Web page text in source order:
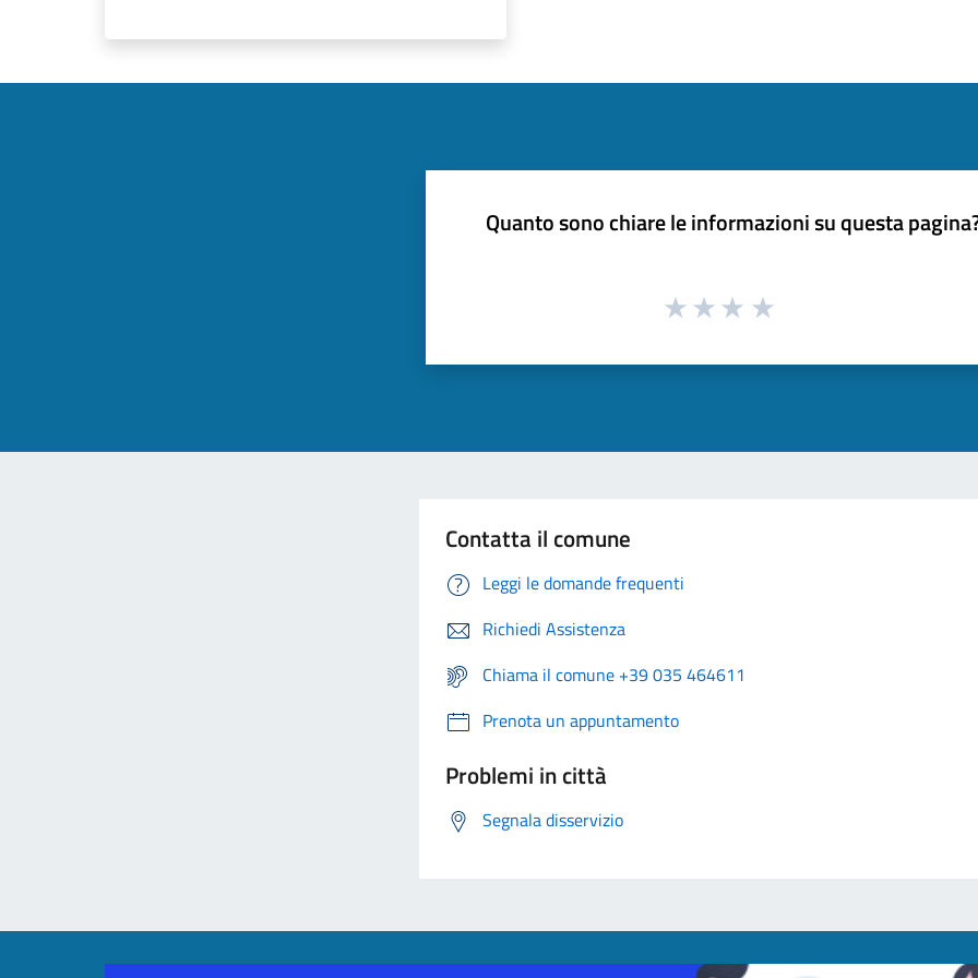
Quanto sono chiare le informazioni su questa
Contatta il comune
Leggi le domande frequenti
Richiedi Assistenza
Chiama il comune +39 035 464611
Prenota un appuntamento
Problemi in città
Segnala disservizio